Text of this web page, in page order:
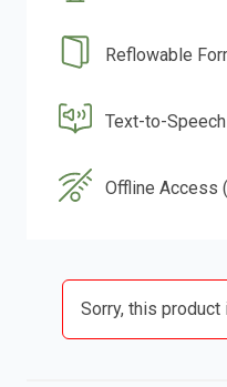
Reflowable
Text-to-
Offline Access
Sorry, this product